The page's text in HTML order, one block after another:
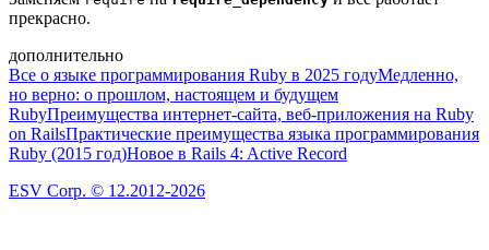
прекрасно.
дополнительно
Все о языке программирования Ruby в 2025 годуМедленно,
но верно: о прошлом, настоящем и будущем
RubyПреимущества интернет-сайта, веб-приложения на Ruby
on RailsПрактические преимущества языка программирования
Ruby (2015 год)Новое в Rails 4: Active Record
ESV Corp. © 12.2012-2026